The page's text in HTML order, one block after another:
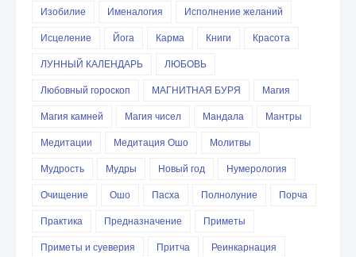
Изобилие
Именалогия
Исполнение желаний
Исцеление
Йога Карма Книги
Красота
ЛУННЫЙ КАЛЕНДАРЬ
ЛЮБОВЬ
Любовный гороскоп
МАГНИТНАЯ БУРЯ
Магия
Магия камней
Магия чисел Мандала
Мантры
Медитации
Медитация Ошо
Молитвы
Мудрость
Мудры Новый год
Нумерология
Очищение
Ошо Пасха Полнолуние
Порча
Практика
Предназначение
Приметы
Приметы и суеверия
Притча
Реинкарнация